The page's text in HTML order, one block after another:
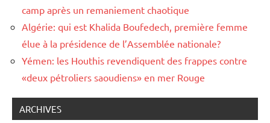
camp après un remaniement chaotique
Algérie: qui est Khalida Boufedech, première femme
élue à la présidence de l’Assemblée nationale?
Yémen: les Houthis revendiquent des frappes contre
«deux pétroliers saoudiens» en mer Rouge
ARCHIVES